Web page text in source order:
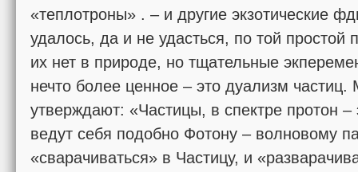
«теплотроны» . – и другие экзотические
удалось, да и не удасться, по той простой
их нет в природе, но тщательные
нечто более ценное – это дуализм
утверждают: «Частицы, в спектре протон –
ведут себя подобно Фотону – волновому
«сварачиваться» в Частицу, и